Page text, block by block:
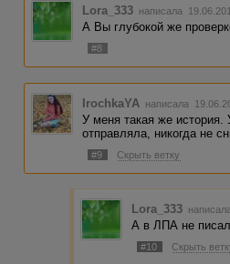
Lora_333 написала
А Вы глубокой же
#8
IrochkaYA написала
У меня такая же история.
отправляла, никогда не
#9 Скрыть ветку
Lora_333
А в ЛПА не
#10 Скрыть